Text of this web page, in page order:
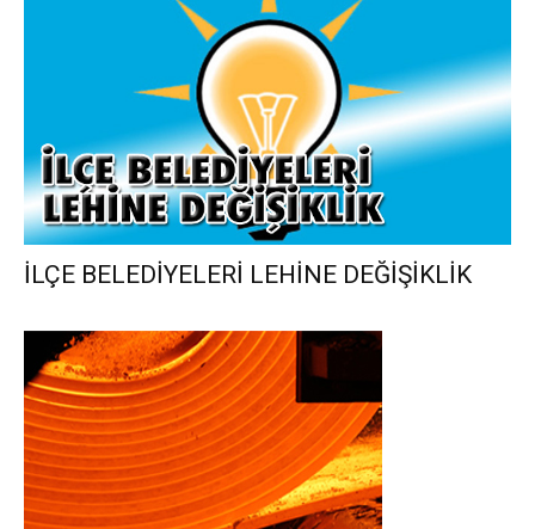
İLÇE BELEDİYELERİ LEHİNE DEĞİŞİKLİK